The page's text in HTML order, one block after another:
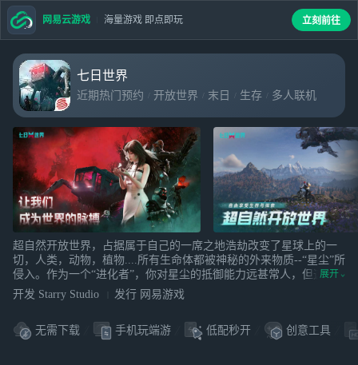
七日世界
近期热门预约 开放世界 末日 生存 多人联机
超自然开放世界，占据属于自己的一席之地浩劫改变了星球上的一
切，人类，动物，植物....所有生命体都被神秘的外来物质--“星尘”所
侵入。作为一个“进化者”，你对星尘的抵御能力远甚常人，但这并
不意味你是安全的。在末日中你可以作为独狼求生，或者联合其他
人一同战斗，建造，探索。当世界陷入了末日的混沌之时，你是我
刻挑战你的生存极限你在一片荒野中醒来，饥渴难耐，周遭的瓜果
展开
开发 Starry Studio 发行 网易游戏
无需下载 手机玩端游 低配秒开 创意工具
网易云游戏 海量游戏 即点即玩 立刻前往